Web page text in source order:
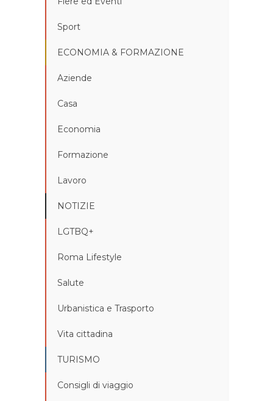
Sport
ECONOMIA & FORMAZIONE
Aziende
Casa
Economia
Formazione
Lavoro
NOTIZIE
LGTBQ+
Roma Lifestyle
Salute
Urbanistica e Trasporto
Vita cittadina
TURISMO
Consigli di viaggio